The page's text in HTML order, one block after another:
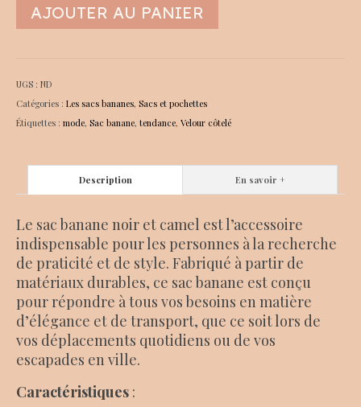
AJOUTER AU PANIER
UGS : ND
Catégories : Les sacs bananes, Sacs et pochettes
Étiquettes : mode, Sac banane, tendance, Velour côtelé
Description En savoir +
Le sac banane noir et camel est l’accessoire
indispensable pour les personnes à la recherche
de praticité et de style. Fabriqué à partir de
matériaux durables, ce sac banane est conçu
pour répondre à tous vos besoins en matière
d’élégance et de transport, que ce soit lors de
vos déplacements quotidiens ou de vos
escapades en ville.
Caractéristiques :